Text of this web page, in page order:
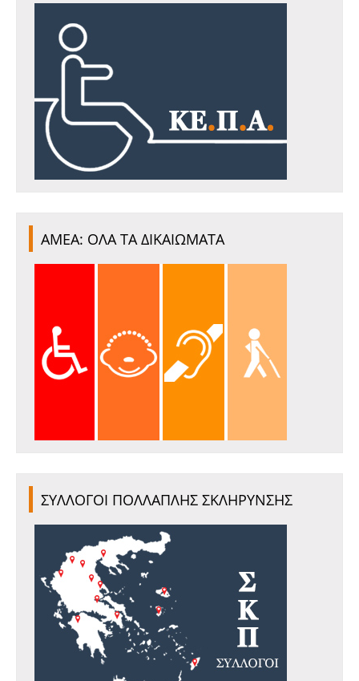
ΑΜΕΑ: ΟΛΑ ΤΑ ΔΙΚΑΙΩΜΑΤΑ
ΣΥΛΛΟΓΟΙ ΠΟΛΛΑΠΛΗΣ ΣΚΛΗΡΥΝΣΗΣ